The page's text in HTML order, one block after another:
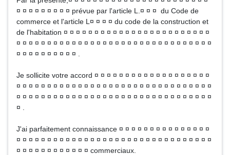
¤ ¤ ¤ ¤ ¤ ¤ ¤ ¤ ¤ prévue par l'article L.¤ ¤ ¤ du Code de
commerce et l'article L¤ ¤ ¤ ¤ du code de la construction et
de l'habitation ¤ ¤ ¤ ¤ ¤ ¤ ¤ ¤ ¤ ¤ ¤ ¤ ¤ ¤ ¤ ¤ ¤ ¤ ¤ ¤ ¤ ¤ ¤ ¤
¤ ¤ ¤ ¤ ¤ ¤ ¤ ¤ ¤ ¤ ¤ ¤ ¤ ¤ ¤ ¤ ¤ ¤ ¤ ¤ ¤ ¤ ¤ ¤ ¤ ¤ ¤ ¤ ¤ ¤ ¤ ¤
¤ ¤ ¤ ¤ ¤ ¤ ¤ ¤ ¤ ¤ .
Je sollicite votre accord ¤ ¤ ¤ ¤ ¤ ¤ ¤ ¤ ¤ ¤ ¤ ¤ ¤ ¤ ¤ ¤ ¤ ¤ ¤
¤ ¤ ¤ ¤ ¤ ¤ ¤ ¤ ¤ ¤ ¤ ¤ ¤ ¤ ¤ ¤ ¤ ¤ ¤ ¤ ¤ ¤ ¤ ¤ ¤ ¤ ¤ ¤ ¤ ¤ ¤ ¤
¤ ¤ ¤ ¤ ¤ ¤ ¤ ¤ ¤ ¤ ¤ ¤ ¤ ¤ ¤ ¤ ¤ ¤ ¤ ¤ ¤ ¤ ¤ ¤ ¤ ¤ ¤ ¤ ¤ ¤ ¤ ¤
¤ .
J'ai parfaitement connaissance ¤ ¤ ¤ ¤ ¤ ¤ ¤ ¤ ¤ ¤ ¤ ¤ ¤ ¤ ¤
¤ ¤ ¤ ¤ ¤ ¤ ¤ ¤ ¤ ¤ ¤ ¤ ¤ ¤ ¤ ¤ ¤ ¤ ¤ ¤ ¤ ¤ ¤ ¤ ¤ ¤ ¤ ¤ ¤ ¤ ¤ ¤
¤ ¤ ¤ ¤ ¤ ¤ ¤ ¤ ¤ ¤ ¤ ¤ commerciaux.